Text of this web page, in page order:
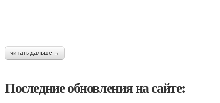
читать дальше →
Последние обновления на сайте: